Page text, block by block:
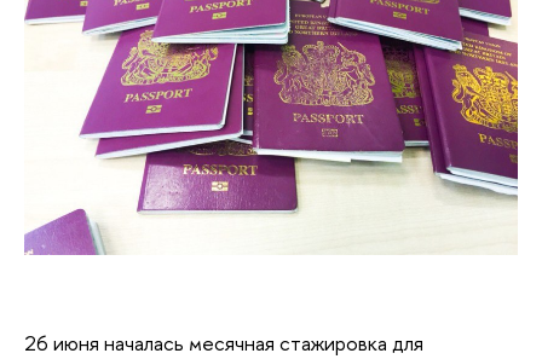
26 июня началась месячная стажировка для